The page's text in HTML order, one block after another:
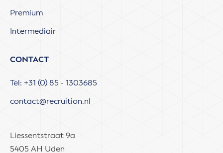
Premium
Intermediair
CONTACT
Tel: +31 (0) 85 - 1303685
contact@recruition.nl
Liessentstraat 9a
5405 AH Uden